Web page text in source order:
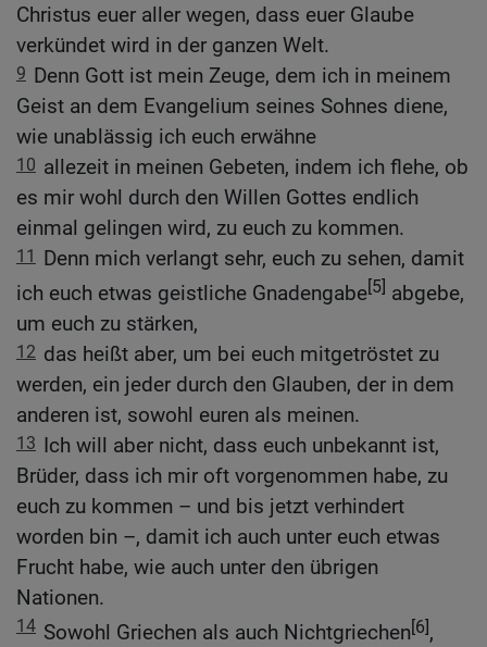
Christus euer aller wegen, dass euer Glaube
verkündet wird in der ganzen Welt.
9 Denn Gott ist mein Zeuge, dem ich in meinem
Geist an dem Evangelium seines Sohnes diene,
wie unablässig ich euch erwähne
10 allezeit in meinen Gebeten, indem ich flehe, ob
es mir wohl durch den Willen Gottes endlich
einmal gelingen wird, zu euch zu kommen.
11 Denn mich verlangt sehr, euch zu sehen, damit
ich euch etwas geistliche Gnadengabe[5] abgebe,
um euch zu stärken,
12 das heißt aber, um bei euch mitgetröstet zu
werden, ein jeder durch den Glauben, der in dem
anderen ist, sowohl euren als meinen.
13 Ich will aber nicht, dass euch unbekannt ist,
Brüder, dass ich mir oft vorgenommen habe, zu
euch zu kommen – und bis jetzt verhindert
worden bin –, damit ich auch unter euch etwas
Frucht habe, wie auch unter den übrigen
Nationen.
14 Sowohl Griechen als auch Nichtgriechen[6],